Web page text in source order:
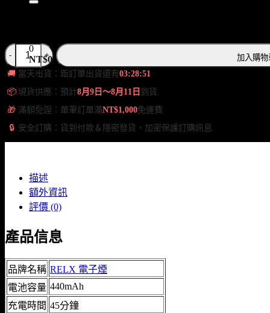
尋
字:
0
NT$0
0
NT$0
悅刻6代主機 竹葉青 440mAh｜6.5/8/10W三檔｜通用5、6代 數
加入購物
🚚 當天出貨：距訂單出貨還有03:28:50
📦 現貨供應：預計8月9日～8月11日 到貨.
🎁 滿額免運：單筆訂單滿NT$1,000免運費.
🔒 安全訂購：貨到付款＆隱密發貨，加密保護訂購訊息.
描述
額外資訊
評價 (0)
產品信息
品牌名稱 RELX 電子煙
電池容量 440mAh
充電時間 45分鐘